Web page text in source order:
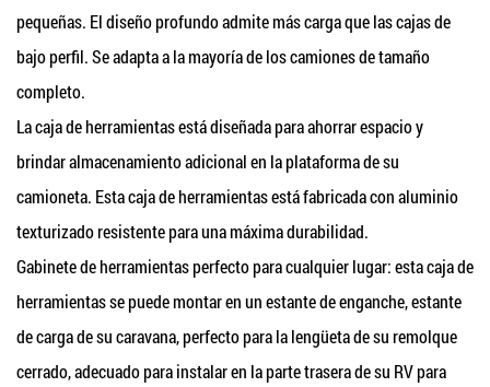
pequeñas. El diseño profundo admite más carga que las cajas de
bajo perfil. Se adapta a la mayoría de los camiones de tamaño
completo.
La caja de herramientas está diseñada para ahorrar espacio y
brindar almacenamiento adicional en la plataforma de su
camioneta. Esta caja de herramientas está fabricada con aluminio
texturizado resistente para una máxima durabilidad.
Gabinete de herramientas perfecto para cualquier lugar: esta caja de
herramientas se puede montar en un estante de enganche, estante
de carga de su caravana, perfecto para la lengüeta de su remolque
cerrado, adecuado para instalar en la parte trasera de su RV para